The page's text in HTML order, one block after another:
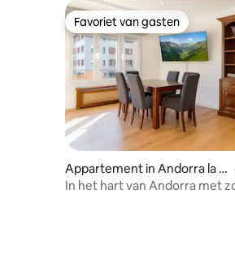
Favoriet van gasten
Favoriet van gasten
Appartement in Andorra la V
ella
In het hart van Andorra met